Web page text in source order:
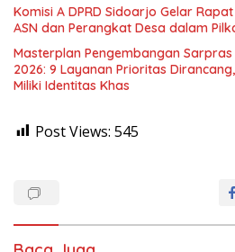
Komisi A DPRD Sidoarjo Gelar
ASN dan Perangkat Desa dalam
Masterplan Pengembangan Sarpras
2026: 9 Layanan Prioritas
Miliki Identitas Khas
Post Views: 545